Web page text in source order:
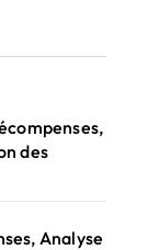
des
Analyse